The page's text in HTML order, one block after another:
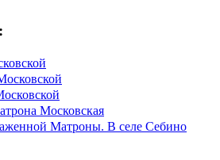
Московская
Матроны. В селе Себино